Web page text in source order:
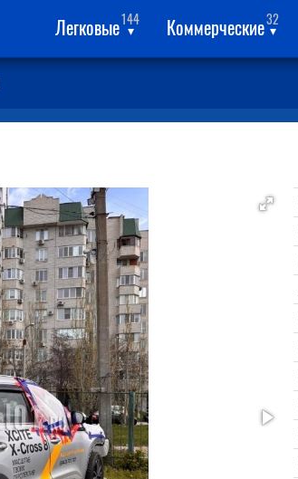
Легковые144
▾ Коммерческие32
▾